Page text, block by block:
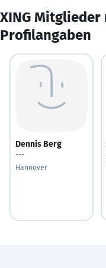
XING
Profilangaben
Dennis Berg
---
Hannover